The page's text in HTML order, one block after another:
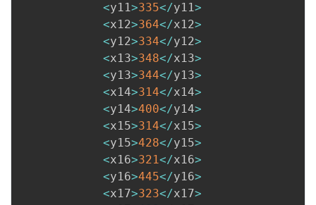
<y11>335</y11>
<x12>364</x12>
<y12>334</y12>
<x13>348</x13>
<y13>344</y13>
<x14>314</x14>
<y14>400</y14>
<x15>314</x15>
<y15>428</y15>
<x16>321</x16>
<y16>445</y16>
<x17>323</x17>